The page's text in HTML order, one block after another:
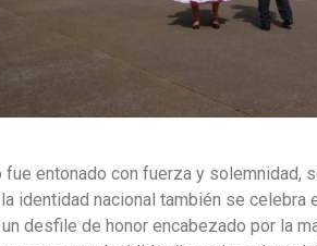
fue entonado con fuerza y solemnidad,
identidad nacional también se celebra
desfile de honor encabezado por la